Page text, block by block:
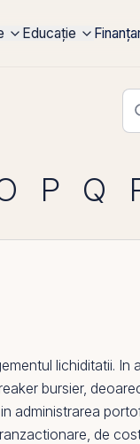
Educație
P Q
lichiditatii. In
bursier,
administrarea
de